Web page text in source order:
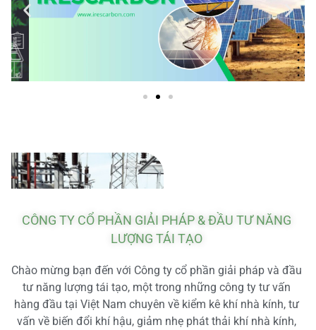
CÔNG TY CỔ PHẦN GIẢI PHÁP & ĐẦU TƯ NĂNG
LƯỢNG TÁI TẠO
Chào mừng bạn đến với Công ty cổ phần giải pháp và đầu
tư năng lượng tái tạo, một trong những công ty tư vấn
hàng đầu tại Việt Nam chuyên về kiểm kê khí nhà kính, tư
vấn về biến đổi khí hậu, giảm nhẹ phát thải khí nhà kính,